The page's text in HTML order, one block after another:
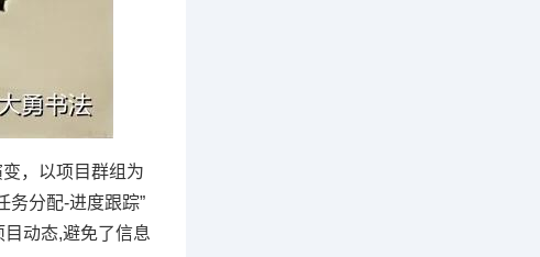
，以项目群组为
务分配-进度跟踪”
动态,避免了信息